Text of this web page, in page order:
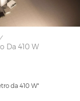
/
Da 410 W
da 410 W"